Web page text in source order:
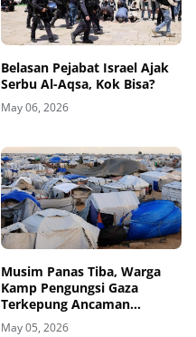
Belasan Pejabat Israel Ajak
Serbu Al-Aqsa, Kok Bisa?
May 06, 2026
Musim Panas Tiba, Warga
Kamp Pengungsi Gaza
Terkepung Ancaman
Penyakit Kulit
May 05, 2026